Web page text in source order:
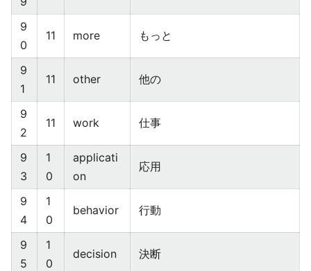
9
0
11 more もっと
9
1
11 other 他の
9
2
11 work 仕事
9
3
1
0
applicati
on
応用
9
4
1
0
behavior 行動
9
5
1
0
decision 決断